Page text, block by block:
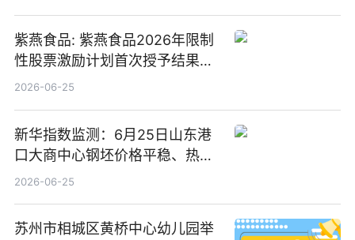
紫燕食品: 紫燕食品2026年限制
性股票激励计划首次授予结果公
告-微资讯
2026-06-25
新华指数监测：6月25日山东港
口大商中心钢坯价格平稳、热轧
C料价格微幅下跌
2026-06-25
苏州市相城区黄桥中心幼儿园举